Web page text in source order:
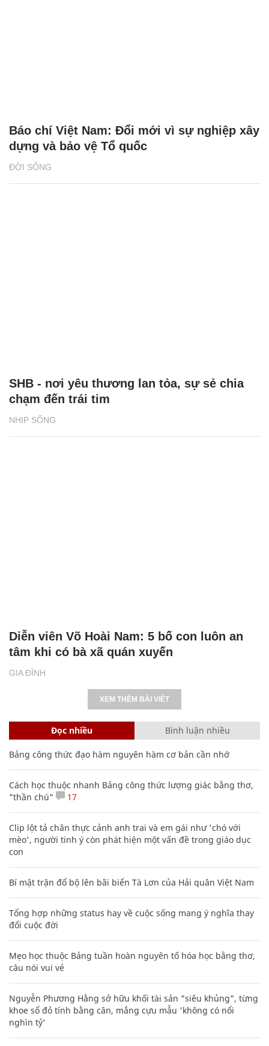
ĐỜI SỐNG
Báo chí Việt Nam: Đổi mới vì sự nghiệp xây
dựng và bảo vệ Tổ quốc
NHỊP SỐNG
SHB - nơi yêu thương lan tỏa, sự sẻ chia
chạm đến trái tim
GIA ĐÌNH
Diễn viên Võ Hoài Nam: 5 bố con luôn an
tâm khi có bà xã quán xuyến
XEM THÊM BÀI VIẾT
Đọc nhiều Bình luận nhiều
Bảng công thức đạo hàm nguyên hàm cơ bản cần nhớ
Cách học thuộc nhanh Bảng công thức lượng giác bằng thơ,
"thần chú"
17
Clip lột tả chân thực cảnh anh trai và em gái như 'chó với
mèo', người tinh ý còn phát hiện một vấn đề trong giáo dục
con
Bí mật trận đổ bộ lên bãi biển Tà Lơn của Hải quân Việt Nam
Tổng hợp những status hay về cuộc sống mang ý nghĩa thay
đổi cuộc đời
Mẹo học thuộc Bảng tuần hoàn nguyên tố hóa học bằng thơ,
câu nói vui vẻ
Nguyễn Phương Hằng sở hữu khối tài sản "siêu khủng", từng
khoe sổ đỏ tính bằng cân, mắng cựu mẫu 'không có nổi
nghìn tỷ'